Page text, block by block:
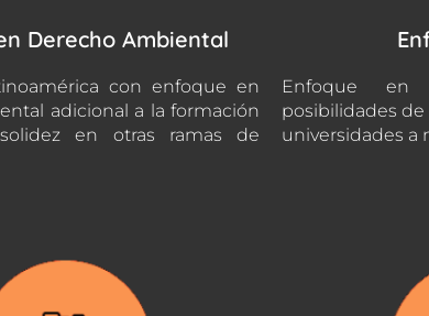
Derecho Ambiental
con enfoque en
adicional a la formación
en otras ramas de
Enfoque en
posibilidades
universidades a